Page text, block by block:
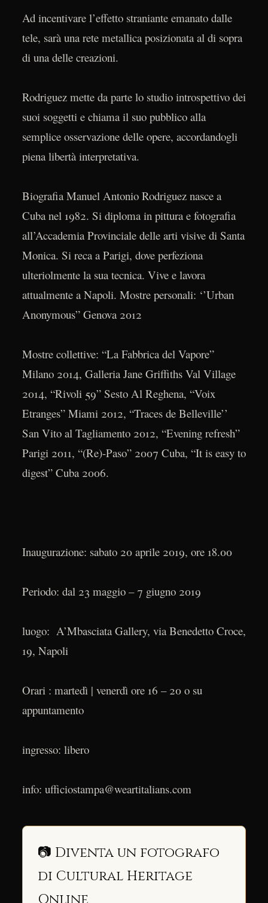
Ad incentivare l’effetto straniante emanato dalle
tele, sarà una rete metallica posizionata al di sopra
di una delle creazioni.
Rodriguez mette da parte lo studio introspettivo dei
suoi soggetti e chiama il suo pubblico alla
semplice osservazione delle opere, accordandogli
piena libertà interpretativa.
Biografia Manuel Antonio Rodriguez nasce a
Cuba nel 1982. Si diploma in pittura e fotografia
all’Accademia Provinciale delle arti visive di Santa
Monica. Si reca a Parigi, dove perfeziona
ulteriolmente la sua tecnica. Vive e lavora
attualmente a Napoli. Mostre personali: ‘’Urban
Anonymous” Genova 2012
Mostre collettive: “La Fabbrica del Vapore”
Milano 2014, Galleria Jane Griffiths Val Village
2014, “Rivoli 59” Sesto Al Reghena, “Voix
Etranges” Miami 2012, “Traces de Belleville’’
San Vito al Tagliamento 2012, “Evening refresh”
Parigi 2011, “(Re)-Paso” 2007 Cuba, “It is easy to
digest” Cuba 2006.
Inaugurazione: sabato 20 aprile 2019, ore 18.00
Periodo: dal 23 maggio – 7 giugno 2019
luogo: A’Mbasciata Gallery, via Benedetto Croce,
19, Napoli
Orari : martedì | venerdì ore 16 – 20 o su
appuntamento
ingresso: libero
info: ufficiostampa@weartitalians.com
📷 Diventa un fotografo
di Cultural Heritage